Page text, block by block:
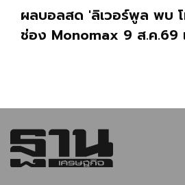
ผลบอลสด 'ลิเวอร์พูล พบ
ช่อง Monomax 9 ส.ค.69